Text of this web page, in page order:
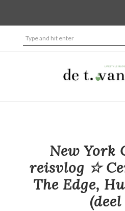
New York
reisvlog ☆
The Edge,